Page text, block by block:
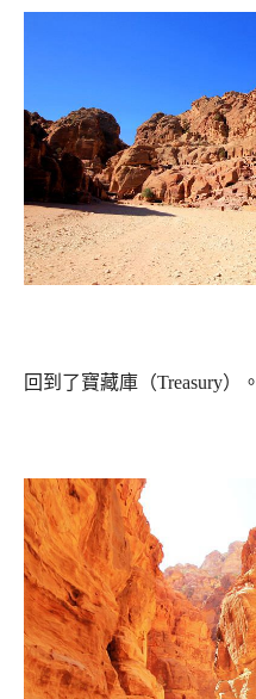
回到了寶藏庫（Treasury）。